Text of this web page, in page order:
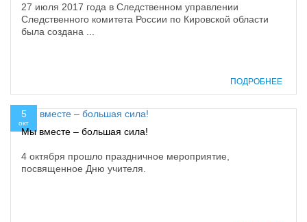
27 июля 2017 года в Cледственном управлении
Следственного комитета России по Кировской области
была создана ...
ПОДРОБНЕЕ
5
окт
Мы вместе – большая сила!
4 октября прошло праздничное мероприятие,
посвященное Дню учителя.